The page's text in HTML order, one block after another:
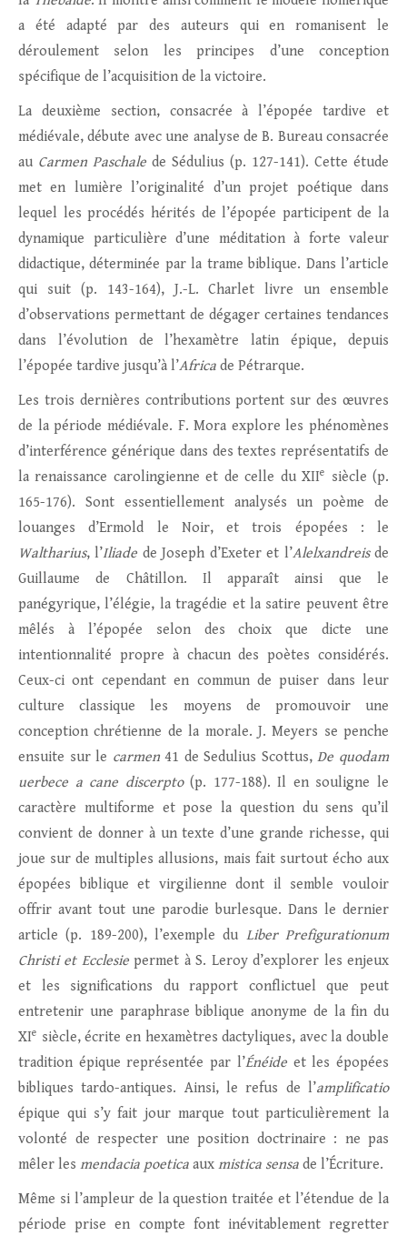
a été adapté par des auteurs qui en romanisent le
déroulement selon les principes d’une conception
spécifique de l’acquisition de la victoire.
La deuxième section, consacrée à l’épopée tardive et
médiévale, débute avec une analyse de B. Bureau consacrée
au Carmen Paschale de Sédulius (p. 127-141). Cette étude
met en lumière l’originalité d’un projet poétique dans
lequel les procédés hérités de l’épopée participent de la
dynamique particulière d’une méditation à forte valeur
didactique, déterminée par la trame biblique. Dans l’article
qui suit (p. 143-164), J.-L. Charlet livre un ensemble
d’observations permettant de dégager certaines tendances
dans l’évolution de l’hexamètre latin épique, depuis
l’épopée tardive jusqu’à l’Africa de Pétrarque.
Les trois dernières contributions portent sur des œuvres
de la période médiévale. F. Mora explore les phénomènes
d’interférence générique dans des textes représentatifs de
la renaissance carolingienne et de celle du XIIe
siècle (p.
165-176). Sont essentiellement analysés un poème de
louanges d’Ermold le Noir, et trois épopées : le
Waltharius, l’Iliade de Joseph d’Exeter et l’Alelxandreisde
Guillaume de Châtillon. Il apparaît ainsi que le
panégyrique, l’élégie, la tragédie et la satire peuvent être
mêlés à l’épopée selon des choix que dicte une
intentionnalité propre à chacun des poètes considérés.
Ceux-ci ont cependant en commun de puiser dans leur
culture classique les moyens de promouvoir une
conception chrétienne de la morale. J. Meyers se penche
ensuite sur le carmen41 de Sedulius Scottus,De quodam
uerbece a cane discerpto(p. 177-188). Il en souligne le
caractère multiforme et pose la question du sens qu’il
convient de donner à un texte d’une grande richesse, qui
joue sur de multiples allusions, mais fait surtout écho aux
épopées biblique et virgilienne dont il semble vouloir
offrir avant tout une parodie burlesque. Dans le dernier
article (p. 189-200), l’exemple du Liber Prefigurationum
Christi et Ecclesiepermet à S. Leroy d’explorer les enjeux
et les significations du rapport conflictuel que peut
entretenir une paraphrase biblique anonyme de la fin du
XIe siècle, écrite en hexamètres dactyliques, avec la double
tradition épique représentée par l’Énéideet les épopées
bibliques tardo-antiques. Ainsi, le refus de l’amplificatio
épique qui s’y fait jour marque tout particulièrement la
volonté de respecter une position doctrinaire : ne pas
mêler les mendacia poetica aux mistica sensa de l’Écriture.
Même si l’ampleur de la question traitée et l’étendue de la
période prise en compte font inévitablement regretter